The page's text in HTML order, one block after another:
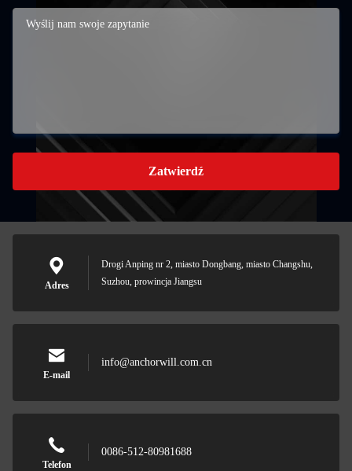
Zatwierdź
Adres
Drogi Anping nr 2, miasto Dongbang, miasto Changshu,
Suzhou, prowincja Jiangsu
E-mail
info@anchorwill.com.cn
Telefon
0086-512-80981688